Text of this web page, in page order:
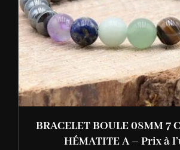
BRACELET BOULE 08MM 7
HÉMATITE A – Prix à